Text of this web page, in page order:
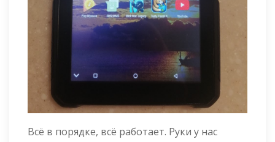
Всё в порядке, всё работает. Руки у нас